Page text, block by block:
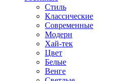
Стиль
Классические
Современные
Модерн
Хай-тек
Цвет
Белые
Венге